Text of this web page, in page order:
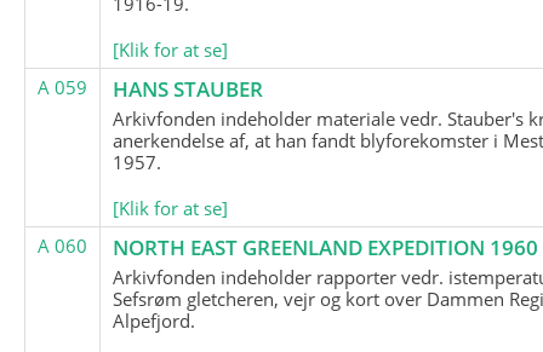
[Klik for at se]
A 059
HANS STAUBER
Arkivfonden indeholder materiale vedr. Stauber's
anerkendelse af, at han fandt blyforekomster i
1957.
[Klik for at se]
A 060
NORTH EAST GREENLAND EXPEDITION 1960
Arkivfonden indeholder rapporter vedr.
Sefsrøm gletcheren, vejr og kort over Dammen
Alpefjord.